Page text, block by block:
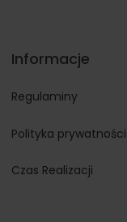
Informacje
Regulaminy
Polityka prywatności
Czas Realizacji